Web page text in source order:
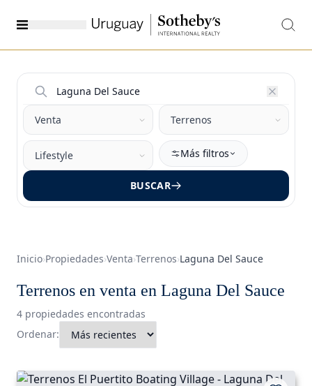
Más filtros
BUSCAR
Inicio›Propiedades›Venta›Terrenos›Laguna Del Sauce
Terrenos en venta en Laguna Del Sauce
4 propiedades encontradas
Ordenar: